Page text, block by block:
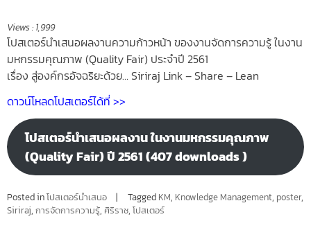
Views : 1,999
โปสเตอร์นำเสนอผลงานความก้าวหน้า ของงานจัดการความรู้ ในงาน
มหกรรมคุณภาพ (Quality Fair) ประจำปี 2561
เรื่อง สู่องค์กรอัจฉริยะด้วย… Siriraj Link – Share – Lean
ดาวน์โหลดโปสเตอร์ได้ที่ >>
โปสเตอร์นำเสนอผลงาน ในงานมหกรรมคุณภาพ
(Quality Fair) ปี 2561 (407 downloads )
Posted inโปสเตอร์นำเสนอ Tagged KM, Knowledge Management, poster,
Siriraj, การจัดการความรู้, ศิริราช, โปสเตอร์